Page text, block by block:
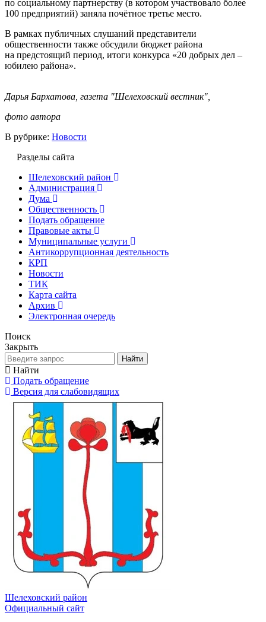
по социальному партнерству (в котором участвовало более
100 предприятий) заняла почётное третье место.
В рамках публичных слушаний представители
общественности также обсудили бюджет района
на предстоящий период, итоги конкурса «20 добрых дел –
юбилею района».
Дарья Бархатова, газета "Шелеховский вестник",
фото автора
В рубрике: Новости
Разделы сайта
Шелеховский район
Администрация
Дума
Общественность
Подать обращение
Правовые акты
Муниципальные услуги
Антикоррупционная деятельность
КРП
Новости
ТИК
Карта сайта
Архив
Электронная очередь
Поиск
Закрыть
Найти
Найти
Подать обращение
Версия для слабовидящих
Шелеховский район
Официальный сайт